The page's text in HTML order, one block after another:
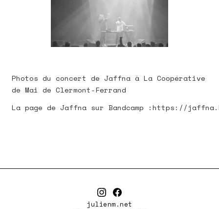
Photos du concert de Jaffna à La Coopérative
de Mai de Clermont-Ferrand
La page de Jaffna sur Bandcamp :https://
julienm.net